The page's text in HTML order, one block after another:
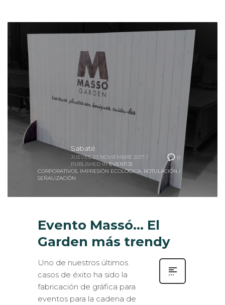
0
Sabaté
JUEVES, 23 NOVIEMBRE 2017 /
PUBLISHED IN EVENTOS
CORPORATIVOS, IMPRESIÓN ECOLÓGICA, ROTULACIÓN /
SEÑALIZACIÓN
Evento Massó… El
Garden más trendy
Uno de nuestros últimos
casos de éxito ha sido la
fabricación de gráfica para
eventos para la cadena de